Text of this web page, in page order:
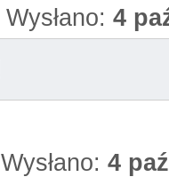
Wysłano: 4
Wysłano: 4